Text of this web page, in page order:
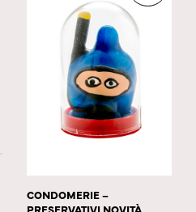
CONDOMERIE –